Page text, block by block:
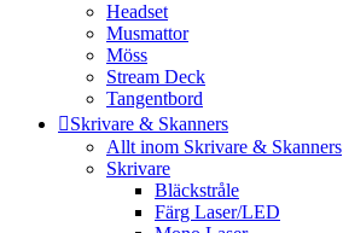
Headset
Musmattor
Möss
Stream Deck
Tangentbord
Skrivare & Skanners
Allt inom Skrivare & Skanners
Skrivare
Bläckstråle
Färg Laser/LED